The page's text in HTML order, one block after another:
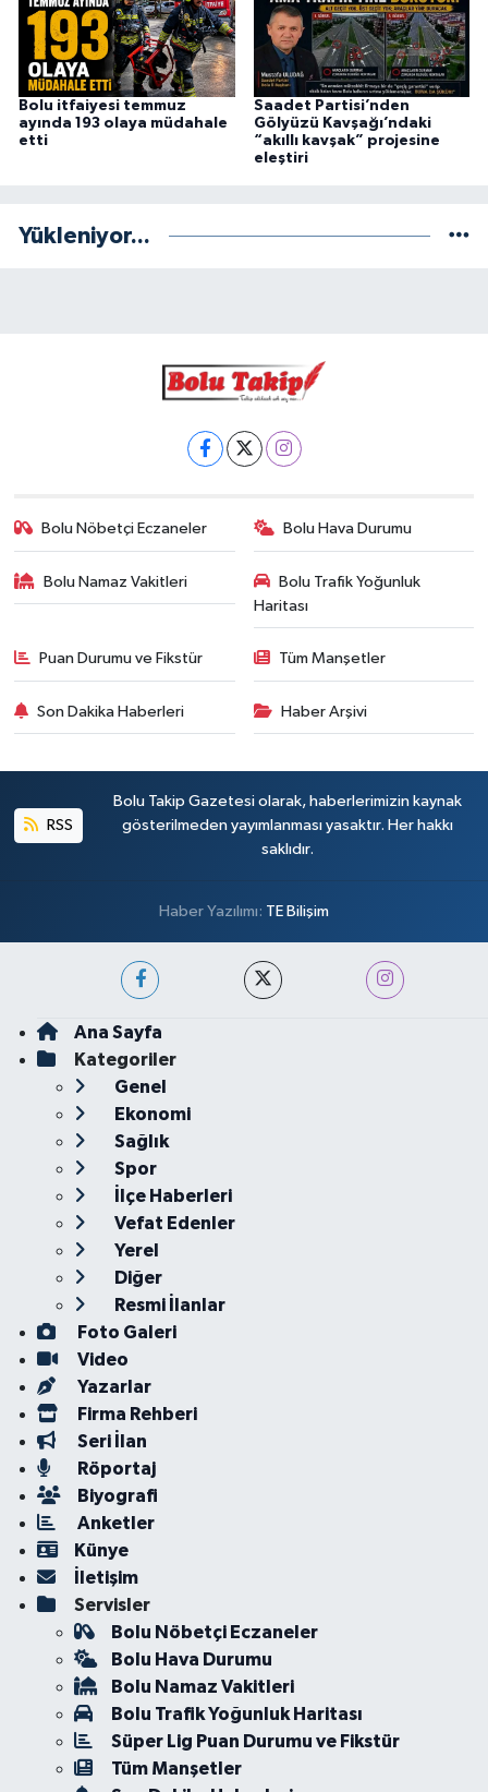
Bolu itfaiyesi temmuz
ayında 193 olaya müdahale
etti
Saadet Partisi’nden
Gölyüzü Kavşağı’ndaki
“akıllı kavşak” projesine
eleştiri
Yükleniyor...
Bolu Nöbetçi Eczaneler Bolu Hava Durumu
Bolu Namaz Vakitleri
Bolu Trafik Yoğunluk
Haritası
Puan Durumu ve Fikstür Tüm Manşetler
Son Dakika Haberleri Haber Arşivi
RSS
Bolu Takip Gazetesi olarak, haberlerimizin kaynak
gösterilmeden yayımlanması yasaktır. Her hakkı
saklıdır.
Haber Yazılımı: TE Bilişim
Ana Sayfa
Kategoriler
Genel
Ekonomi
Sağlık
Spor
İlçe Haberleri
Vefat Edenler
Yerel
Diğer
Resmi İlanlar
Foto Galeri
Video
Yazarlar
Firma Rehberi
Seri İlan
Röportaj
Biyografi
Anketler
Künye
İletişim
Servisler
Bolu Nöbetçi Eczaneler
Bolu Hava Durumu
Bolu Namaz Vakitleri
Bolu Trafik Yoğunluk Haritası
Süper Lig Puan Durumu ve Fikstür
Tüm Manşetler